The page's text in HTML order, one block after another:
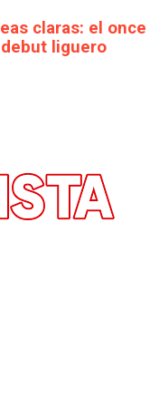
claras: el once
liguero
Nervión con
1-0 Sevilla
2-1
la
la cantera del
La Liga